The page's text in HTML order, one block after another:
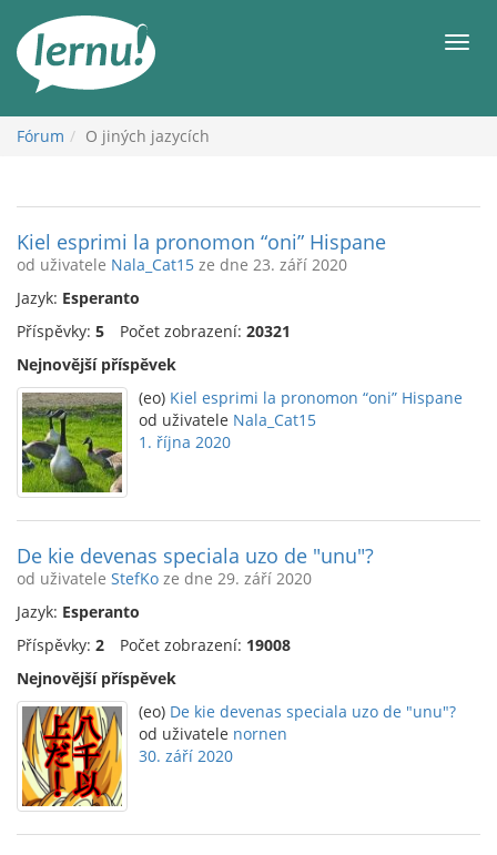
obsahu
Fórum O jiných jazycích
Kiel esprimi la pronomon “oni” Hispane
od uživatele Nala_Cat15 ze dne 23. září 2020
Jazyk: Esperanto
Příspěvky: 5 Počet zobrazení: 20321
Nejnovější příspěvek
(eo) Kiel esprimi la pronomon “oni” Hispane
od uživatele Nala_Cat15
1. října 2020
De kie devenas speciala uzo de "unu"?
od uživatele StefKo ze dne 29. září 2020
Jazyk: Esperanto
Příspěvky: 2 Počet zobrazení: 19008
Nejnovější příspěvek
(eo) De kie devenas speciala uzo de "unu"?
od uživatele nornen
30. září 2020